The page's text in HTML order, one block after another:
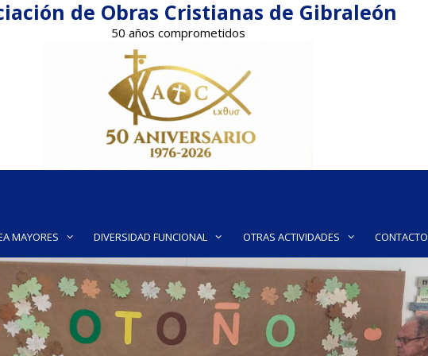
de Obras Cristianas de Gibraleón
50 años comprometidos
MAYORES DIVERSIDAD FUNCIONAL OTRAS ACTIVIDADES CONTACTO